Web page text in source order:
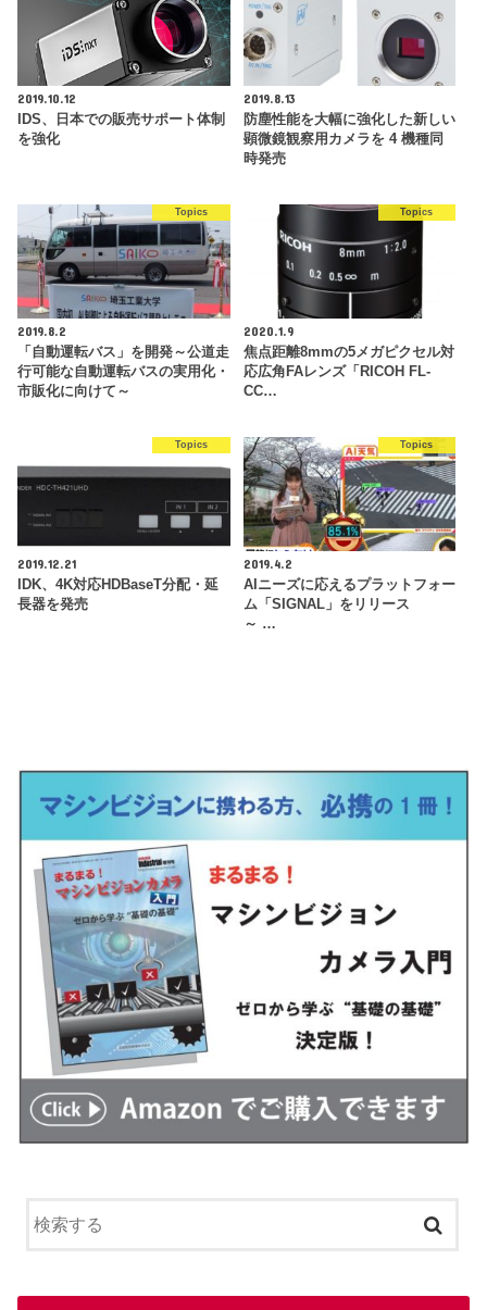
2019.10.12
IDS、日本での販売サポート体制
を強化
2019.8.13
防塵性能を大幅に強化した新しい
顕微鏡観察用カメラを 4 機種同
時発売
Topics
2019.8.2
「自動運転バス」を開発～公道走
行可能な自動運転バスの実用化・
市販化に向けて～
Topics
2020.1.9
焦点距離8mmの5メガピクセル対
応広角FAレンズ「RICOH FL-
CC…
Topics
2019.12.21
IDK、4K対応HDBaseT分配・延
長器を発売
Topics
2019.4.2
AIニーズに応えるプラットフォー
ム「SIGNAL」をリリース
～ …